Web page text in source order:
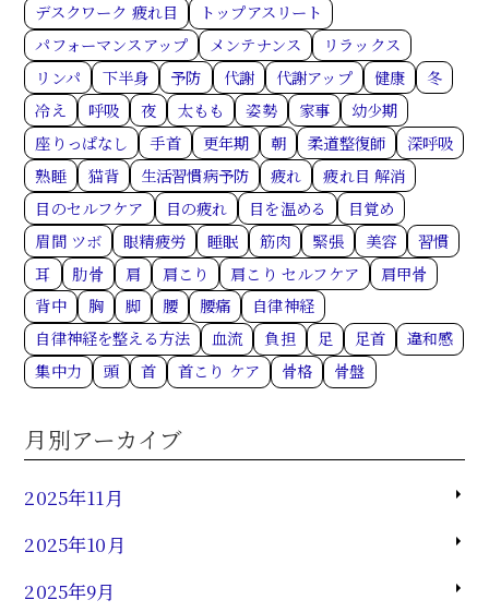
デスクワーク 疲れ目
トップアスリート
パフォーマンスアップ
メンテナンス
リラックス
リンパ
下半身 予防 代謝 代謝アップ 健康
冬
冷え
呼吸 夜 太もも 姿勢 家事
幼少期
座りっぱなし
手首 更年期 朝 柔道整復師
深呼吸
熟睡
猫背 生活習慣病予防 疲れ
疲れ目 解消
目のセルフケア
目の疲れ 目を温める
目覚め
眉間 ツボ
眼精疲労 睡眠 筋肉 緊張 美容
習慣
耳
肋骨 肩 肩こり 肩こり セルフケア
肩甲骨
背中
胸 脚 腰 腰痛
自律神経
自律神経を整える方法
血流 負担 足 足首
違和感
集中力
頭 首 首こり ケア 骨格 骨盤
月別アーカイブ
2025年11月
2025年10月
2025年9月